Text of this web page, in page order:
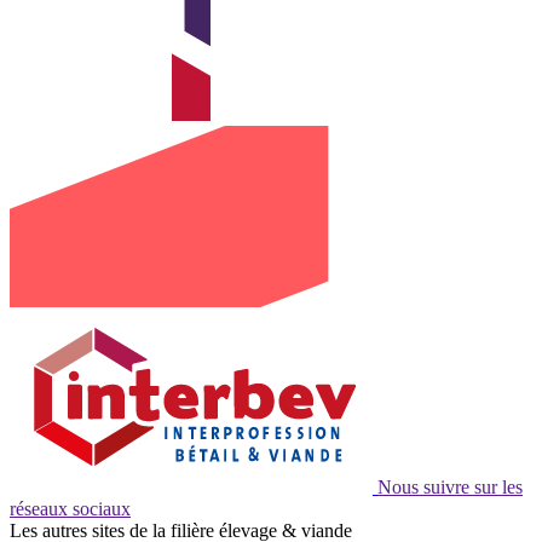
Nous suivre sur les
réseaux sociaux
Les autres sites de la filière élevage & viande